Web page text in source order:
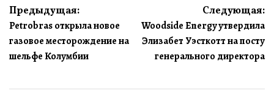
Навигация
по
записям
Предыдущая:
Petrobras открыла новое
газовое месторождение на
шельфе Колумбии
Следующая:
Woodside Energy утвердила
Элизабет Уэсткотт на посту
генерального директора